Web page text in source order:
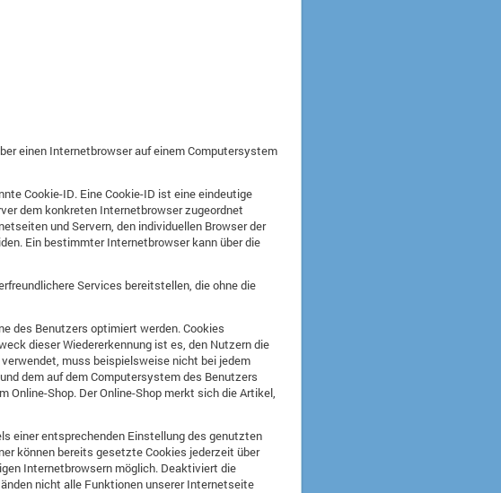
einen Internetbrowser auf einem Computersystem
Cookie-ID. Eine Cookie-ID ist eine eindeutige
dem konkreten Internetbrowser zugeordnet
und Servern, den individuellen Browser der
Ein bestimmter Internetbrowser kann über die
Services bereitstellen, die ohne die
des Benutzers optimiert werden. Cookies
dieser Wiedererkennung ist es, den Nutzern die
muss beispielsweise nicht bei jedem
dem auf dem Computersystem des Benutzers
Online-Shop. Der Online-Shop merkt sich die Artikel,
einer entsprechenden Einstellung des genutzten
können bereits gesetzte Cookies jederzeit über
Internetbrowsern möglich. Deaktiviert die
nicht alle Funktionen unserer Internetseite